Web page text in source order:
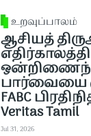
உறவுப்பாலம்
ஆசியத்
பார்வையை
FABC
Veritas Tamil
Jul 31, 2026